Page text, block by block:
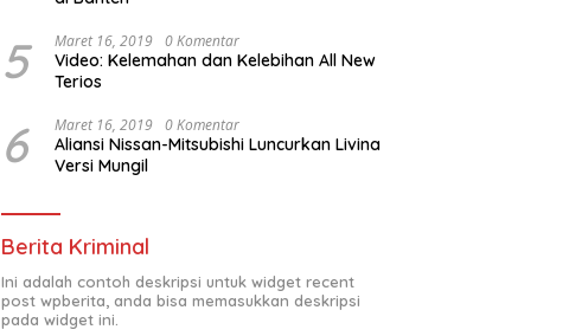
5 Maret 16, 2019 0 Komentar
Video: Kelemahan dan Kelebihan All New
Terios
6 Maret 16, 2019 0 Komentar
Aliansi Nissan-Mitsubishi Luncurkan Livina
Versi Mungil
Berita Kriminal
Ini adalah contoh deskripsi untuk widget recent
post wpberita, anda bisa memasukkan deskripsi
pada widget ini.